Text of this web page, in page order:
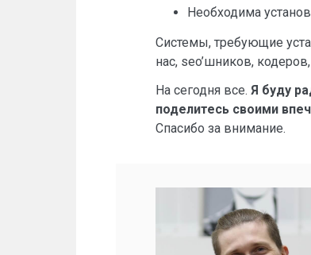
Необходима
Системы, требующие
нас, seo’шников,
На сегодня все. Я буду
поделитесь своими
Спасибо за внимание.